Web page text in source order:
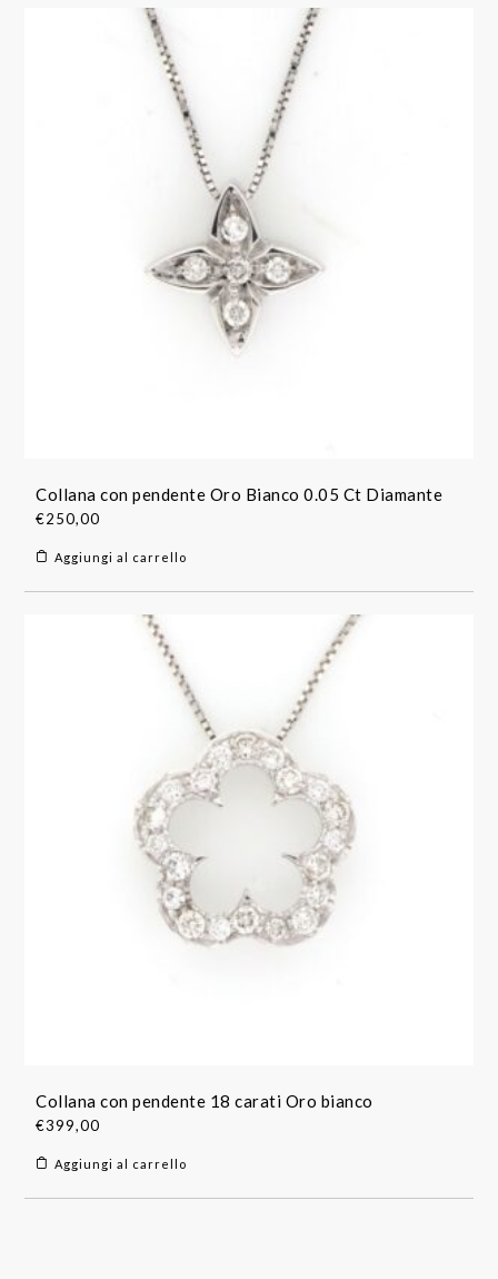
Collana con pendente Oro Bianco 0.05 Ct Diamante
€250,00
Aggiungi al carrello
Collana con pendente 18 carati Oro bianco
€399,00
Aggiungi al carrello